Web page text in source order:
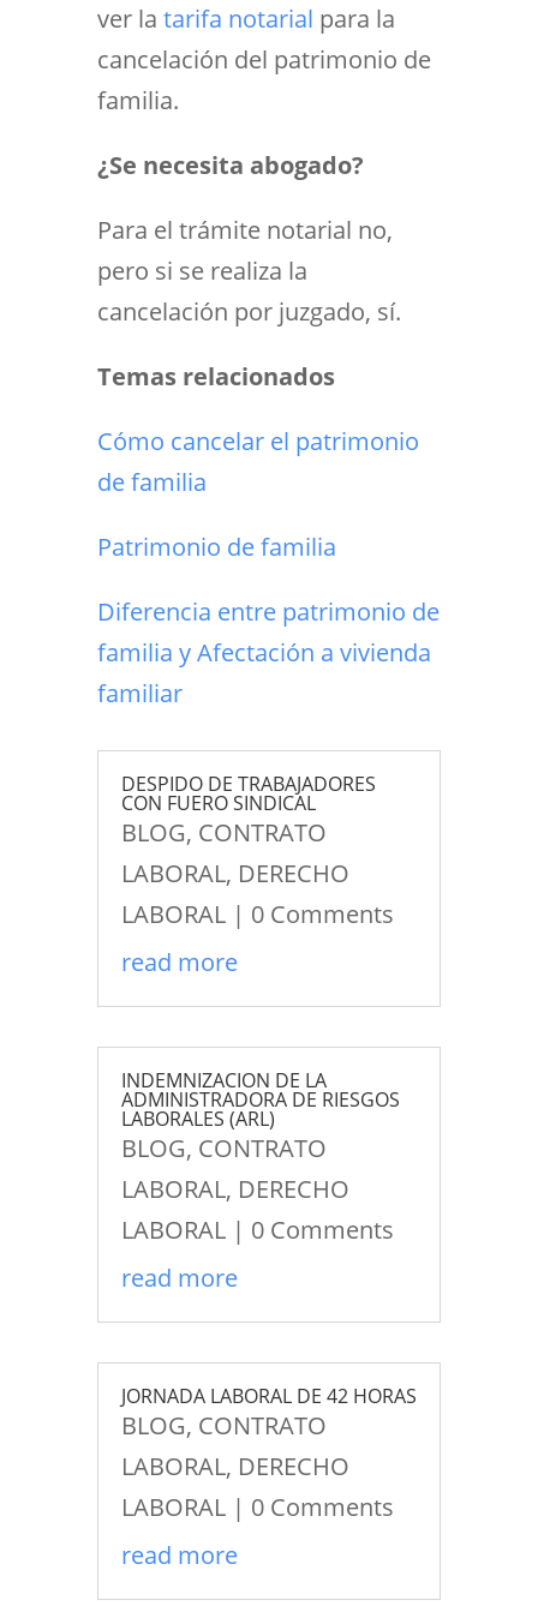
ver la tarifa notarial para la
cancelación del patrimonio de
familia.
¿Se necesita abogado?
Para el trámite notarial no,
pero si se realiza la
cancelación por juzgado, sí.
Temas relacionados
Cómo cancelar el patrimonio
de familia
Patrimonio de familia
Diferencia entre patrimonio de
familia y Afectación a vivienda
familiar
DESPIDO DE TRABAJADORES
CON FUERO SINDICAL
BLOG, CONTRATO
LABORAL, DERECHO
LABORAL| 0 Comments
read more
INDEMNIZACION DE LA
ADMINISTRADORA DE RIESGOS
LABORALES (ARL)
BLOG, CONTRATO
LABORAL, DERECHO
LABORAL| 0 Comments
read more
JORNADA LABORAL DE 42 HORAS
BLOG, CONTRATO
LABORAL, DERECHO
LABORAL| 0 Comments
read more